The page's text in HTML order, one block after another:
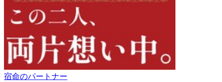
宿命のパートナー